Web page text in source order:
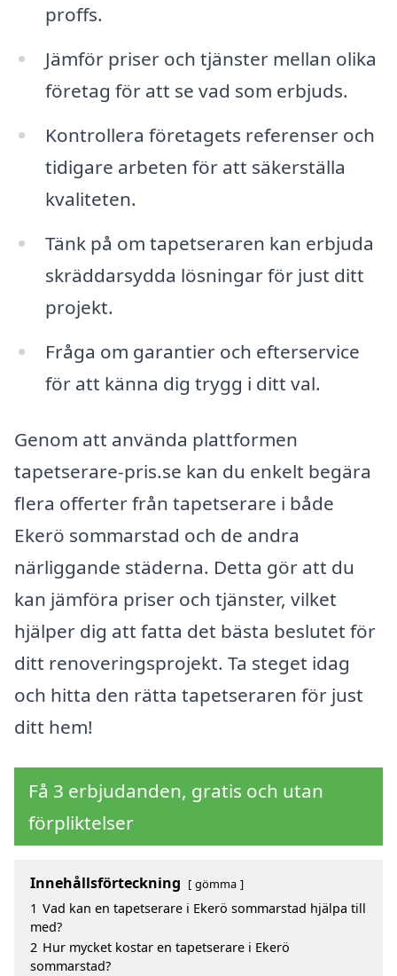
proffs.
Jämför priser och tjänster mellan olika
företag för att se vad som erbjuds.
Kontrollera företagets referenser och
tidigare arbeten för att säkerställa
kvaliteten.
Tänk på om tapetseraren kan erbjuda
skräddarsydda lösningar för just ditt
projekt.
Fråga om garantier och efterservice
för att känna dig trygg i ditt val.
Genom att använda plattformen
tapetserare-pris.se kan du enkelt begära
flera offerter från tapetserare i både
Ekerö sommarstad och de andra
närliggande städerna. Detta gör att du
kan jämföra priser och tjänster, vilket
hjälper dig att fatta det bästa beslutet för
ditt renoveringsprojekt. Ta steget idag
och hitta den rätta tapetseraren för just
ditt hem!
Få 3 erbjudanden, gratis och utan
förpliktelser
Innehållsförteckning gömma
1 Vad kan en tapetserare i Ekerö sommarstad hjälpa till
med?
2 Hur mycket kostar en tapetserare i Ekerö
sommarstad?